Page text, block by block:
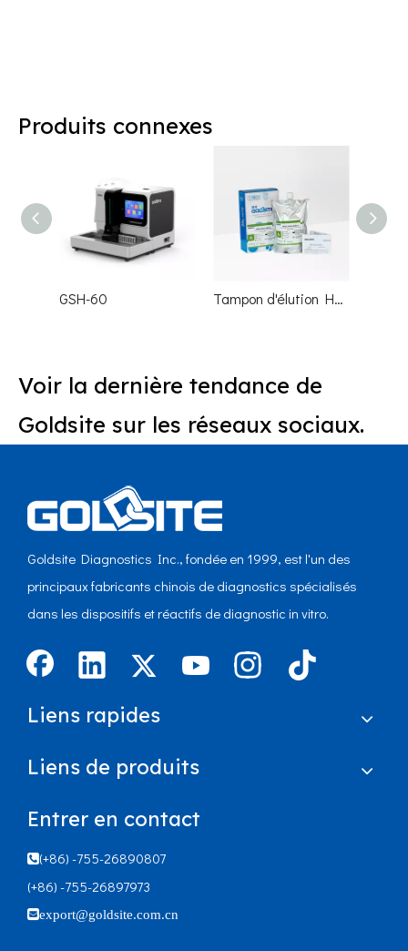
Produits connexes
GSH-60 Tampon d'élution HPLC HbA1c
Voir la dernière tendance de
Goldsite sur les réseaux sociaux.
Goldsite Diagnostics Inc., fondée en 1999, est l'un des
principaux fabricants chinois de diagnostics spécialisés
dans les dispositifs et réactifs de diagnostic in vitro.
Liens rapides
Liens de produits
Entrer en contact
(+86) -755-26890807
(+86) -755-26897973
export@goldsite.com.cn